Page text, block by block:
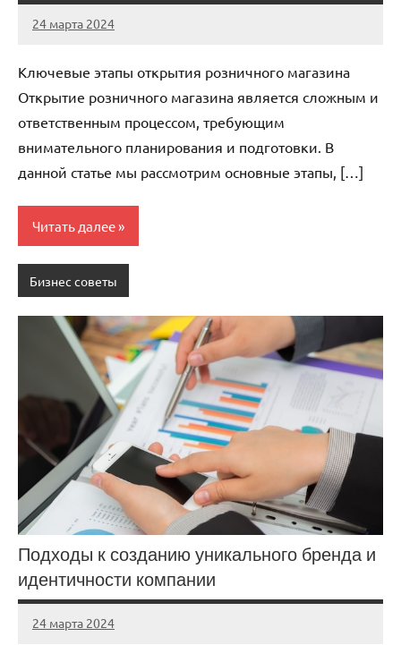
24 марта 2024
stroy_fort_r
Нет
Ключевые этапы открытия розничного магазина
Открытие розничного магазина является сложным и
ответственным процессом, требующим
внимательного планирования и подготовки. В
данной статье мы рассмотрим основные этапы, […]
Читать далее
Бизнес советы
Подходы к созданию уникального бренда и
идентичности компании
24 марта 2024
stroy_fort_r
Нет